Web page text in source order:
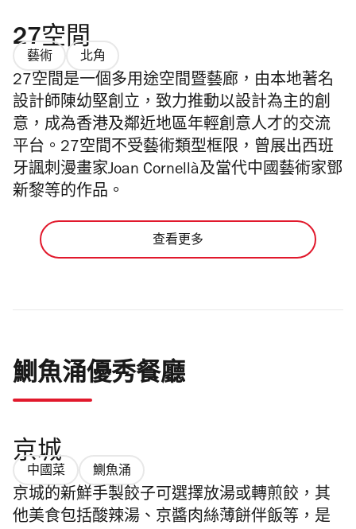
27空間
藝術 北角
27空間是一個多用途空間暨藝廊，由本地著名
設計師陳幼堅創立，致力推動以設計為主的創
意，成為香港及鄰近地區年輕創意人才的交流
平台。27空間不受藝術類型框限，曾展出西班
牙諷刺漫畫家Joan Cornellà及當代中國藝術家鄧
新黎等的作品。
查看更多
鰂魚涌優秀餐廳
京城
中國菜 鰂魚涌
京城的新鮮手製餃子可選擇放湯或轉煎餃，其
他美食包括酸辣湯、京醬肉絲薄餅伴飯等，是